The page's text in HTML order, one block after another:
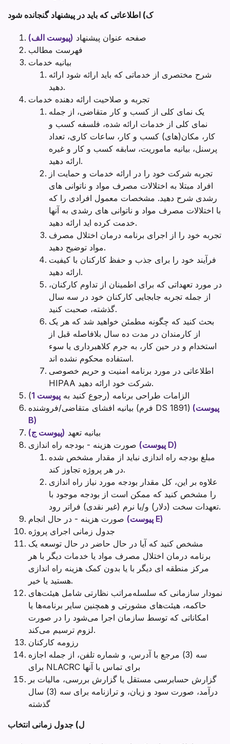
ک) اطلاعاتی که باید در پیشنهاد گنجانده شود
صفحه عنوان پیشنهاد (پیوست الف)
فهرست مطالب
بیانیه خدمات
شرح مختصری از خدماتی که باید ارائه شود ارائه
دهید.
تجربه و صلاحیت ارائه دهنده خدمات
یک نمای کلی از کسب و کار متقاضی، از جمله
نمای کلی از خدمات ارائه شده، فلسفه کسب و
کار، مکان(های) کسب و کار، ساعات کاری، تعداد
پرسنل، بیانیه ماموریت، سابقه کسب و کار و غیره
ارائه دهید.
تجربه شرکت خود را در ارائه خدمات و حمایت از
افراد مبتلا به اختلالات مصرف مواد و ناتوانی های
رشدی شرح دهید. مشخصات معمول افرادی را که
با اختلالات مصرف مواد و ناتوانی های رشدی به آنها
خدمت کرده اید ارائه دهید.
تجربه خود را از اجرای برنامه درمان اختلال مصرف
مواد توضیح دهید.
فرآیند خود را برای جذب و حفظ کارکنان با کیفیت
ارائه دهید.
در مورد تعهداتی که برای اطمینان از تداوم کارکنان،
از جمله تجربه جابجایی کارکنان خود در سه سال
گذشته، صحبت کنید.
بحث کنید که چگونه مطمئن خواهید شد که هر یک
از کارمندان در مدت ده سال بلافاصله قبل از
استخدام و در حین کار، به جرم کلاهبرداری یا سوء
استفاده محکوم نشده اند.
اطلاعاتی در مورد برنامه امنیت و حریم خصوصی
HIPAA شرکت خود ارائه دهید.
الزامات طراحی برنامه (رجوع کنید به پیوست 1
)
بیانیه افشای متقاضی/فروشنده (فرم DS 1891) (پیوست
B)
بیانیه تعهد (پیوست ج)
(پیوست D)
مبلغ بودجه راه اندازی نباید از مقدار مشخص شده
در هر پروژه تجاوز کند.
علاوه بر این، کل مقدار بودجه مورد نیاز راه اندازی
را مشخص کنید که ممکن است از بودجه موجود با
تعهدات سخت (دلار) و/یا نرم (غیر نقدی) فراتر رود.
(پیوست E)
جدول زمانی اجرای پروژه
مشخص کنید که آیا در حال حاضر در حال توسعه یک
برنامه درمان اختلال مصرف مواد یا خدمات دیگر با هر
مرکز منطقه ای دیگر با یا بدون کمک هزینه راه اندازی
هستید یا خیر.
نمودار سازمانی که سلسله‌مراتب نظارتی شامل هیئت‌های
حاکمه، هیئت‌های مشورتی و همچنین سایر برنامه‌ها یا
امکاناتی که توسط سازمان اجرا می‌شود را در صورت
لزوم ترسیم می‌کند.
رزومه کارکنان
سه (3) مرجع با آدرس، و شماره تلفن، از جمله اجازه
برای NLACRC برای تماس با آنها
گزارش حسابرسی مستقل یا گزارش بررسی، مالیات بر
درآمد، صورت سود و زیان، و ترازنامه برای سه (3) سال
گذشته
ل) جدول زمانی انتخاب